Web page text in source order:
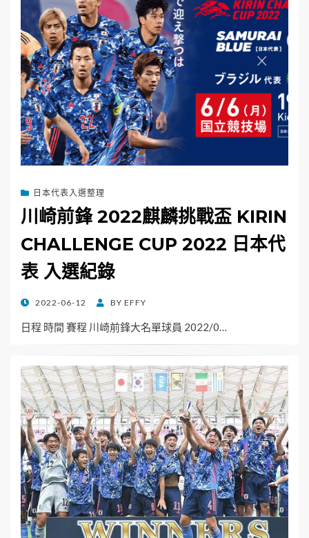
日本代表入選整理
川崎前鋒 2022麒麟挑戰盃 KIRIN
CHALLENGE CUP 2022 日本代
表 入選紀錄
POSTED
2022-06-12 BY EFFY
日程 時間 賽程 川崎前鋒大名單球員 2022/0…